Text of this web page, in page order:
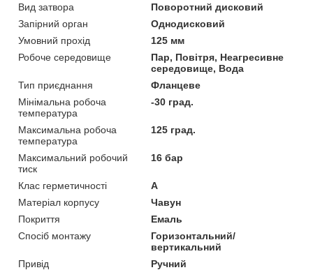
Вид затвора
Поворотний дисковий
Запірний орган
Однодисковий
Умовний прохід
125 мм
Робоче середовище
Пар, Повітря, Неагресивне
середовище, Вода
Тип приєднання
Фланцеве
Мінімальна робоча
температура
-30 град.
Максимальна робоча
температура
125 град.
Максимальний робочий
тиск
16 бар
Клас герметичності
А
Матеріал корпусу
Чавун
Покриття
Емаль
Спосіб монтажу
Горизонтальний/
вертикальний
Привід
Ручний